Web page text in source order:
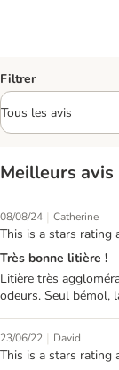
Filtrer
Meilleurs avis
08/08/24 | Catherine
This is a stars rating
Très bonne litière !
Litière très
odeurs. Seul bémol,
23/06/22 | David
This is a stars rating